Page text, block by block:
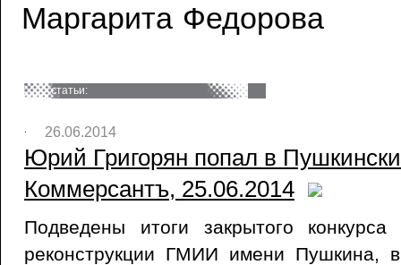
Маргарита Федорова
статьи:
26.06.2014
Юрий Григорян попал в
Коммерсантъ, 25.06.2014
Подведены итоги закрытого
реконструкции ГМИИ имени Пушкина, в